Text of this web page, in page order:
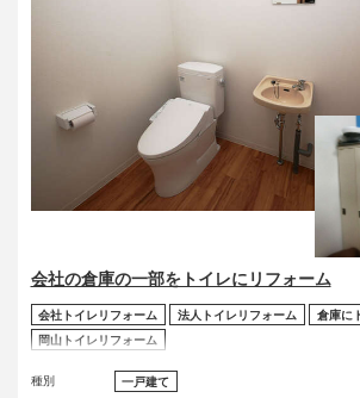
会社の倉庫の一部をトイレにリフォーム
会社トイレリフォーム 法人トイレリフォーム
倉庫に
岡山トイレリフォーム
種別
一戸建て